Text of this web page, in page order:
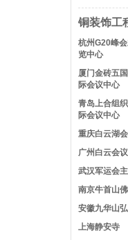
铜装饰工
杭州G20峰
览中心
厦门金砖五
际会议中心
青岛上合组
际会议中心
重庆白云湖
广州白云会
武汉军运会
南京牛首山
安徽九华山
上海静安寺